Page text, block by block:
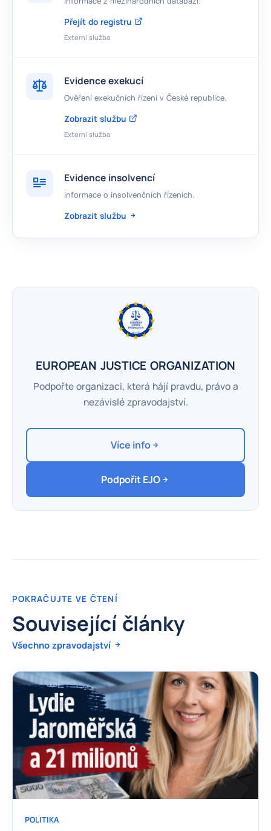
Přejít do registru
Externí služba
Evidence exekucí
Ověření exekučních řízení v České republice.
Zobrazit službu
Externí služba
Evidence insolvencí
Informace o insolvenčních řízeních.
Zobrazit službu
EUROPEAN JUSTICE ORGANIZATION
Podpořte organizaci, která hájí pravdu, právo a
nezávislé zpravodajství.
Více info
Podpořit EJO
POKRAČUJTE VE ČTENÍ
Související články
Všechno zpravodajství
POLITIKA